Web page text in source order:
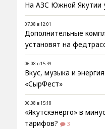
На АЗС Южной Якутии
07.08 в 12:01
Дополнительные
установят на
06.08 в 15:39
Вкус, музыка и
«СырФест»
06.08 в 15:18
«Якутскэнерго» в
тарифов?
3